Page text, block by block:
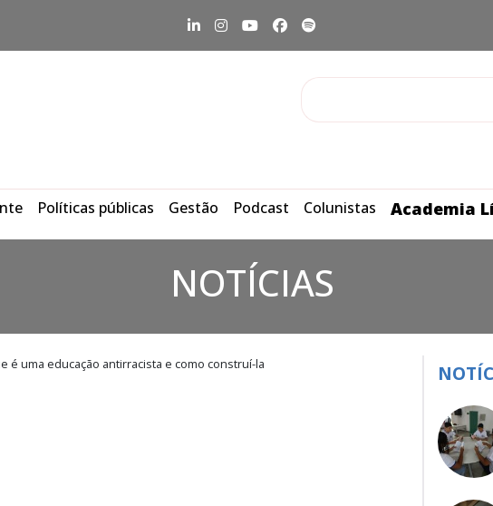
Políticas públicas Gestão Podcast Colunistas Academia
NOTÍCIAS
é uma educação antirracista e como construí-la